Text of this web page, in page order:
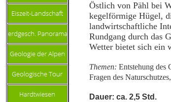
Östlich von Pähl bei
kegelförmige Hügel,
landwirtschaftliche
Rundgang durch das
Wetter bietet sich ein
Themen: Entstehung des
Fragen des
Dauer: ca. 2,5 Std.